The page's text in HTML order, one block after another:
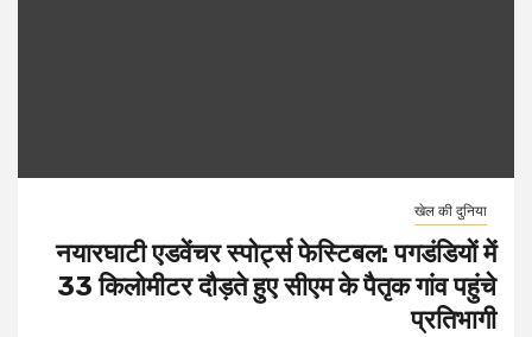
खेल की दुनिया
नयारघाटी एडवेंचर स्पोर्ट्स फेस्टिबल: पगडंडियों में
33 किलोमीटर दौड़ते हुए सीएम के पैतृक गांव पहुंचे
प्रतिभागी